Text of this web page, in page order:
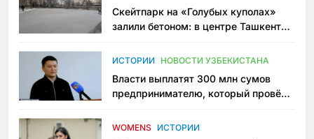
Скейтпарк на «Голубых куполах»
залили бетоном: в центре Ташкента
пространство
ИСТОРИИ НОВОСТИ УЗБЕКИСТАНА
Власти выплатят 300 млн сумов
предпринимателю, который провёл
приговору
WOMENS ИСТОРИИ